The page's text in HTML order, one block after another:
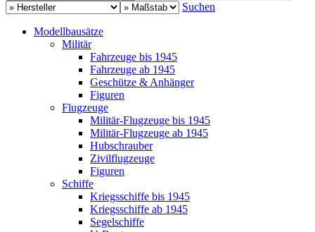
Suchen
Modellbausätze
Militär
Fahrzeuge bis 1945
Fahrzeuge ab 1945
Geschütze & Anhänger
Figuren
Flugzeuge
Militär-Flugzeuge bis 1945
Militär-Flugzeuge ab 1945
Hubschrauber
Zivilflugzeuge
Figuren
Schiffe
Kriegsschiffe bis 1945
Kriegsschiffe ab 1945
Segelschiffe